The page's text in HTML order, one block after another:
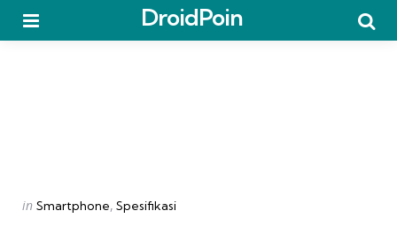
DroidPoin
Categories
Posted
in Smartphone Spesifikasi